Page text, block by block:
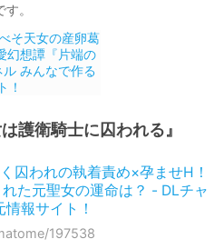
。
護衛騎士に囚われる』
囚われの執着責め×孕ませH！
た元聖女の運命は？ - DLチャ
報サイト！
197538